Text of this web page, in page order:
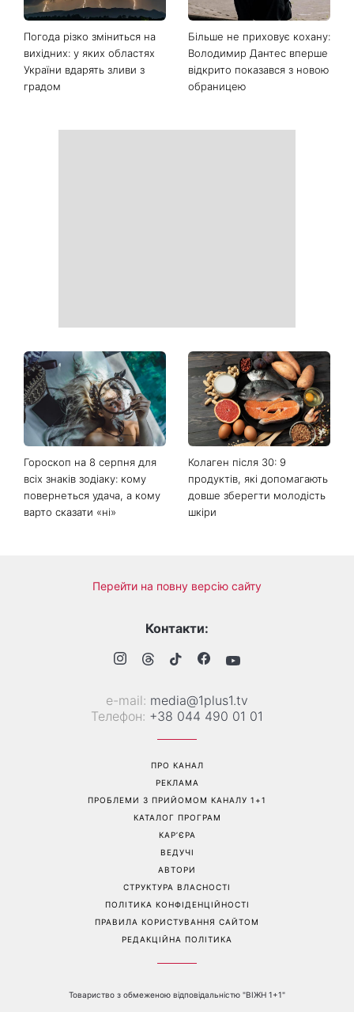
Останні новини
Погода різко зміниться на
вихідних: у яких областях
України вдарять зливи з
градом
Більше не приховує кохану:
Володимир Дантес вперше
відкрито показався з новою
обраницею
Гороскоп на 8 серпня для
всіх знаків зодіаку: кому
повернеться удача, а кому
Колаген після 30: 9
продуктів, які допомагають
довше зберегти молодість
шкіри